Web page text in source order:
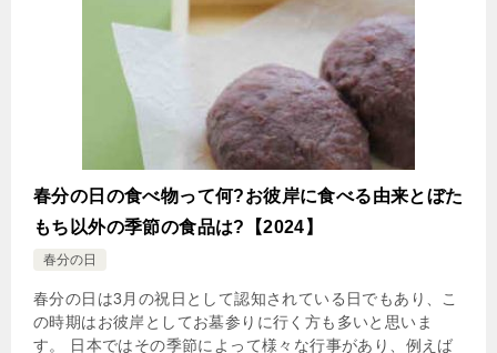
春分の日の食べ物って何?お彼岸に食べる由来とぼた
もち以外の季節の食品は?【2024】
春分の日
春分の日は3月の祝日として認知されている日でもあり、こ
の時期はお彼岸としてお墓参りに行く方も多いと思いま
す。 日本ではその季節によって様々な行事があり、例えば